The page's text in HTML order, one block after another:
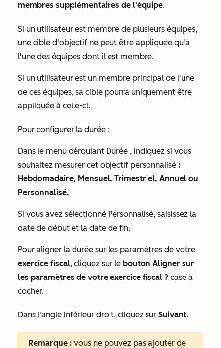
membres supplémentaires de l'équipe.
Si un utilisateur est membre de plusieurs équipes,
une cible d'objectif ne peut être appliquée qu'à
l'une des équipes dont il est membre.
Si un utilisateur est un membre principal de l'une
de ces équipes, sa cible pourra uniquement être
appliquée à celle-ci.
Pour configurer la durée :
Dans le menu déroulant Durée , indiquez si vous
souhaitez mesurer cet objectif personnalisé :
Hebdomadaire, Mensuel, Trimestriel, Annuel ou
Personnalisé.
Si vous avez sélectionné Personnalisé, saisissez la
date de début et la date de fin.
Pour aligner la durée sur les paramètres de votre
exercice fiscal, cliquez sur le bouton Aligner sur
les paramètres de votre exercice fiscal ? case à
cocher.
Dans l'angle inférieur droit, cliquez sur Suivant.
Remarque : vous ne pouvez pas ajouter de